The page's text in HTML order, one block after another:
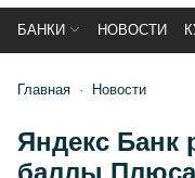
БАНКИ НОВОСТИ
Главная Новости
Яндекс Банк
баллы